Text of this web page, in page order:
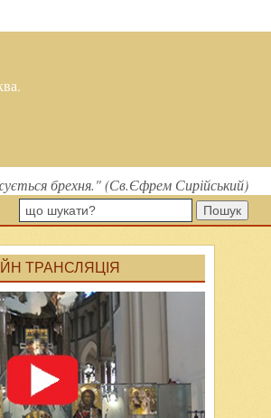
брехня." (Св.Єфрем Сирійський)
Пошук
ТРАНСЛЯЦІЯ